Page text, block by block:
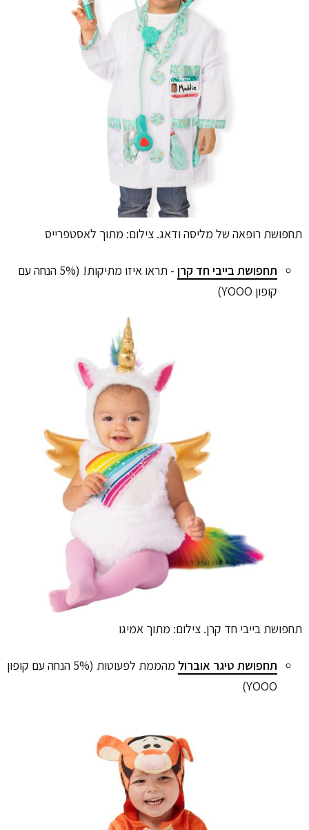
תחפושת רופאה של מליסה ודאג. צילום: מתוך לאסטפרייס
תחפושת בייבי חד קרן
- תראו איזו מתיקות! (5% הנחה עם
קופון YOOO)
תחפושת בייבי חד קרן. צילום: מתוך אמיגו
תחפושת טיגר אוברול
מהממת לפעוטות (5% הנחה עם קופון
YOOO)